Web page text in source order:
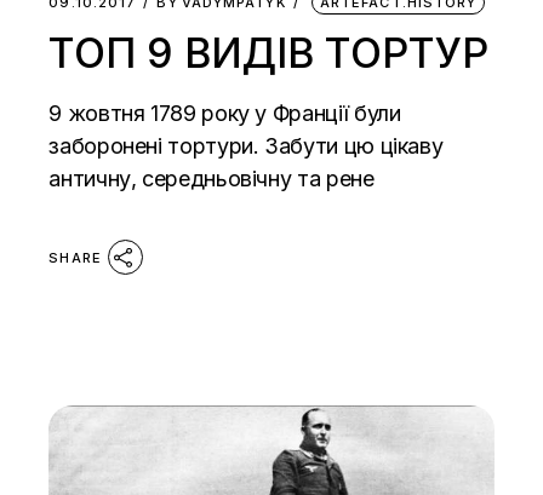
ТОП 9 ВИДІВ ТОРТУР
9 жовтня 1789 року у Франції були
заборонені тортури. Забути цю цікаву
античну, середньовічну та рене
SHARE